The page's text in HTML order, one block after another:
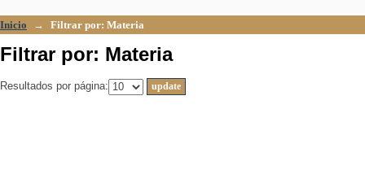
Inicio → Filtrar por: Materia
Filtrar por: Materia
Resultados por página: